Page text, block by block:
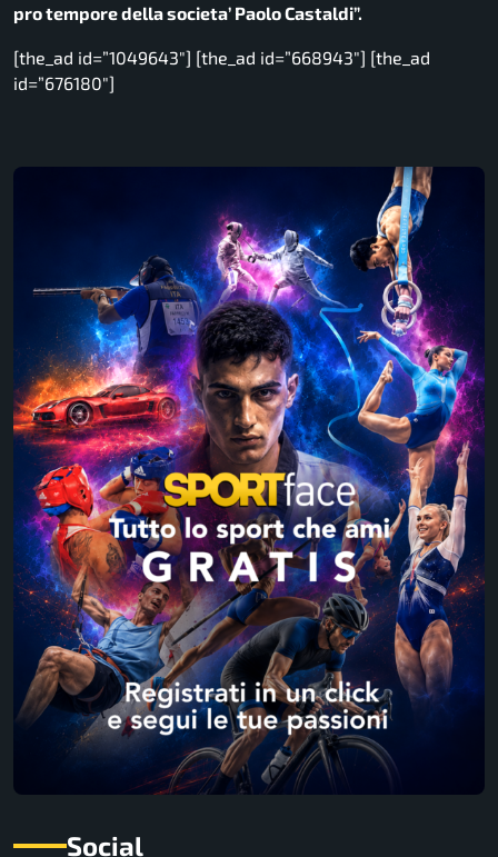
pro tempore della societa’ Paolo Castaldi”.
[the_ad id=”1049643″] [the_ad id=”668943″] [the_ad
id=”676180″]
Social